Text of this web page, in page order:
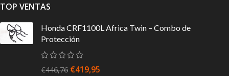
TOP VENTAS
Honda CRF1100L Africa Twin – Combo de
Protección
€446,76 €419,95